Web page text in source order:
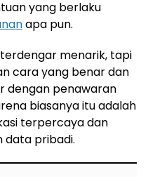
yang berlaku
apa pun.
menarik, tapi
cara yang benar dan
dengan penawaran
biasanya itu adalah
terpercaya dan
data pribadi.